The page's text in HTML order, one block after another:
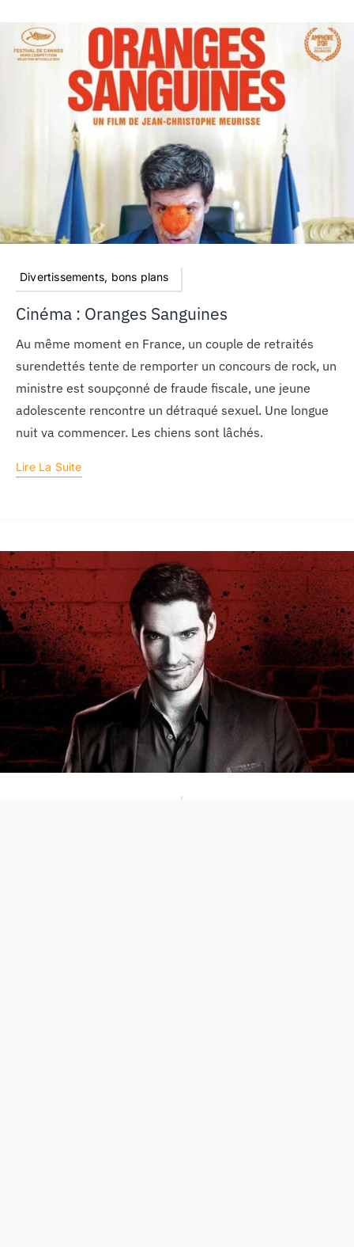
Divertissements, bons plans
Cinéma : Oranges Sanguines
Au même moment en France, un couple de retraités
surendettés tente de remporter un concours de rock, un
ministre est soupçonné de fraude fiscale, une jeune
adolescente rencontre un détraqué sexuel. Une longue
nuit va commencer. Les chiens sont lâchés.
Lire La Suite